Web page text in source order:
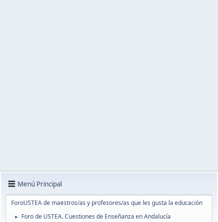
Menú Principal
ForoUSTEA de maestros/as y profesores/as que les gusta la educación
► Foro de USTEA. Cuestiones de Enseñanza en Andalucía